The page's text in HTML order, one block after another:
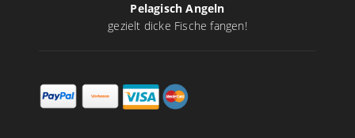
Pelagisch Angeln
gezielt dicke Fische fangen!